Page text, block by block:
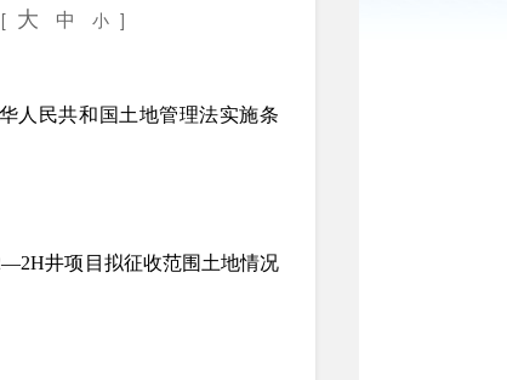
大 中 小 ]
人民共和国土地管理法实施条
井项目拟征收范围土地情况